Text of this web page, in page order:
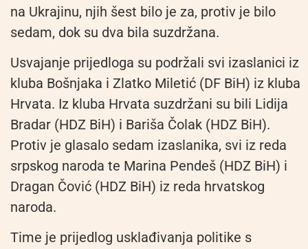
na Ukrajinu, njih šest bilo je za, protiv je bilo
sedam, dok su dva bila suzdržana.
Usvajanje prijedloga su podržali svi izaslanici iz
kluba Bošnjaka i Zlatko Miletić (DF BiH) iz kluba
Hrvata. Iz kluba Hrvata suzdržani su bili Lidija
Bradar (HDZ BiH) i Bariša Čolak (HDZ BiH).
Protiv je glasalo sedam izaslanika, svi iz reda
srpskog naroda te Marina Pendeš (HDZ BiH) i
Dragan Čović (HDZ BiH) iz reda hrvatskog
naroda.
Time je prijedlog usklađivanja politike s